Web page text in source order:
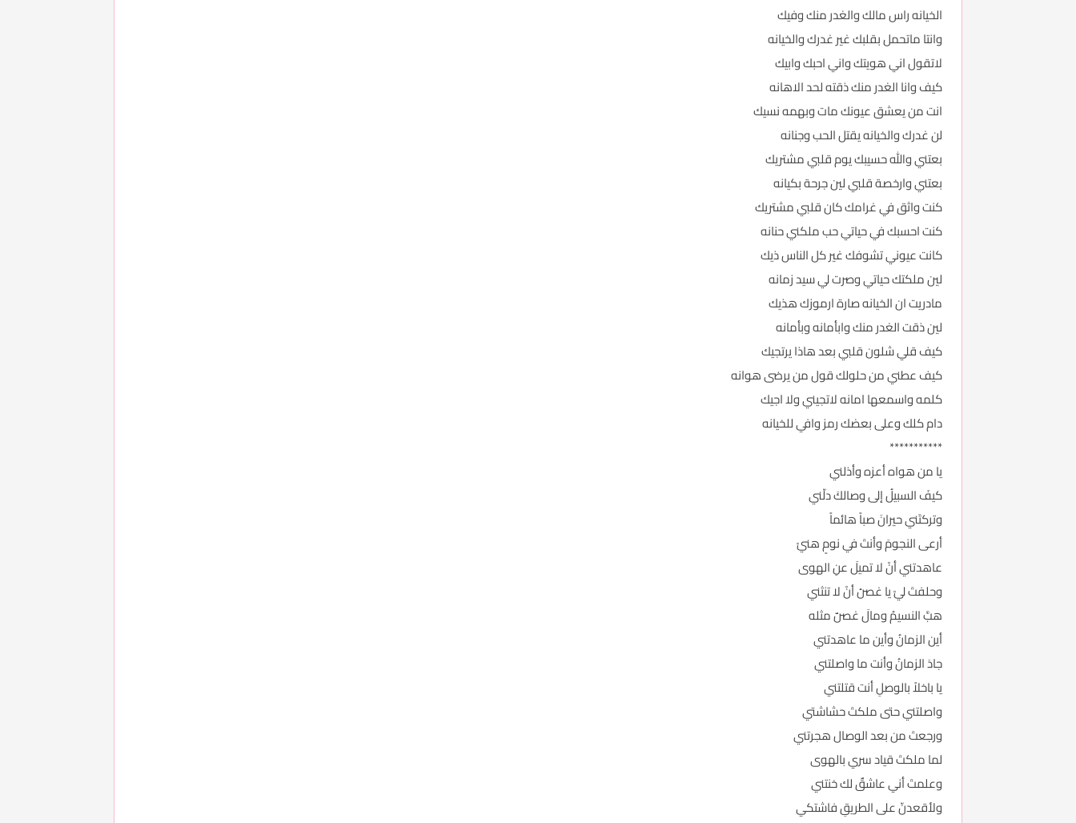
الخيانه راس مالك والغدر منك وفيك
وانتا ماتحمل بقلبك غير غدرك والخيانه
لاتقول اني هويتك واني احبك وابيك
كيف وانا الغدر منك ذقته لحد الاهانه
انت من يعشق عيونك مات وبهمه نسيك
لن غدرك والخيانه يقتل الحب وجنانه
بعتني والله حسيبك يوم قلبي مشتريك
بعتني وارخصة قلبي لين جرحة بكيانه
كنت واثق في غرامك كان قلبي مشتريك
كنت احسبك في حياتي حب ملكني حنانه
كانت عيوني تشوفك غير كل الناس ذيك
لين ملكتك حياتي وصرت لي سيد زمانه
مادريت ان الخيانه صارة ارموزك هذيك
لين ذقت الغدر منك وابأمانه وبأمانه
كيف قلي شلون قلبي بعد هاذا يرتجيك
كيف عطني من حلولك قول من يرضى هوانه
كلمه واسمعها امانه لاتجيني ولا اجيك
دام كلك وعلى بعضك رمز وافي للخيانه
***********
يا من هواه أعزه وأذلني
كيفَ السبيلُ إلى وصالكَ دلّني
وتركتَني حيرانَ صباً هائماً
أرعى النجومَ وأنتَ في نومٍ هنيْ
عاهدتني أنْ لا تميلَ عنِ الهوى
وحلفتَ ليْ يا غصنُ أنْ لا تنثني
هبَّ النسيمُ ومالَ غصنٌ مثله
أين الزمانُ وأين ما عاهدتني
جادَ الزمانُ وأنت ما واصلتني
يا باخلاً بالوصلِ أنت قتلتني
واصلتني حتى ملكتَ حشاشتي
ورجعتَ من بعد الوصال هجرتني
لما ملكتَ قياد سري بالهوى
وعلمتَ أني عاشقٌ لك خنتني
ولأقعدنّ على الطريقِ فاشتكي